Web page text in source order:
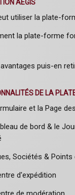
AEGIS
utiliser la plate-
la plate-forme
puis-en
DE LA
et la Page
de bord & le
Sociétés & Points
d'expédition